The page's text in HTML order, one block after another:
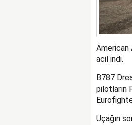
American
acil indi.
B787
pilotların
Uçağın